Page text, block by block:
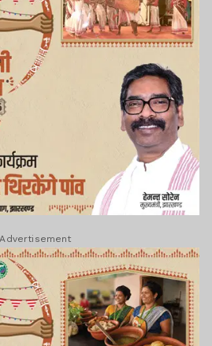
Advertisement